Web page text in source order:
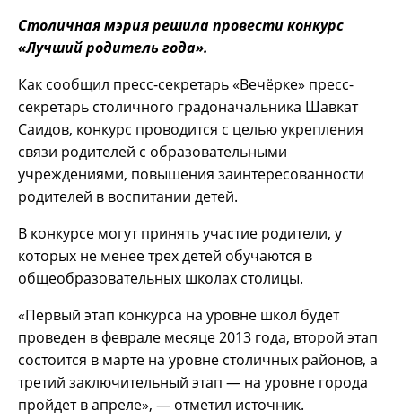
Столичная мэрия решила провести конкурс
«Лучший родитель года».
Как сообщил пресс-секретарь «Вечёрке» пресс-
секретарь столичного градоначальника Шавкат
Саидов, конкурс проводится с целью укрепления
связи родителей с образовательными
учреждениями, повышения заинтересованности
родителей в воспитании детей.
В конкурсе могут принять участие родители, у
которых не менее трех детей обучаются в
общеобразовательных школах столицы.
«Первый этап конкурса на уровне школ будет
проведен в феврале месяце 2013 года, второй этап
состоится в марте на уровне столичных районов, а
третий заключительный этап — на уровне города
пройдет в апреле», — отметил источник.